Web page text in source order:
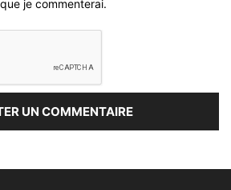
je commenterai.